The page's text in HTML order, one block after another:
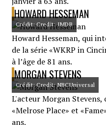
HOWARD HESSEMAN
Crédit: Credit: IMDB
Howard Hesseman, qui
de la série «WKRP in
à l’âge de 81 ans.
MORGAN STEVENS
Crédit: Credit: NBCUniversal
L'acteur Morgan Stevens,
«Melrose Place» et
ans.